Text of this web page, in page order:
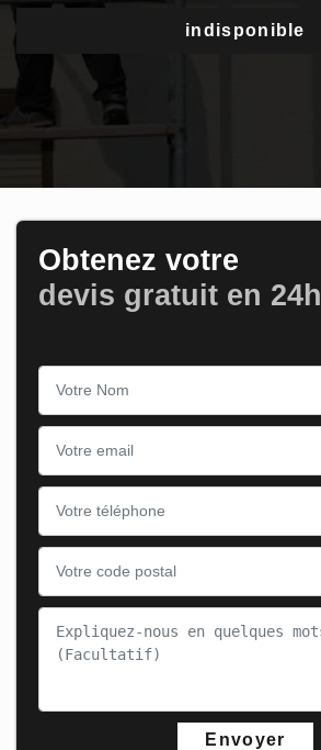
indisponible
Obtenez votre
devis gratuit en 24h